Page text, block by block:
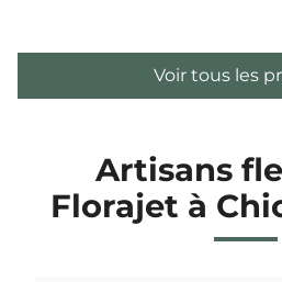
Voir tous les
Artisans
Florajet à